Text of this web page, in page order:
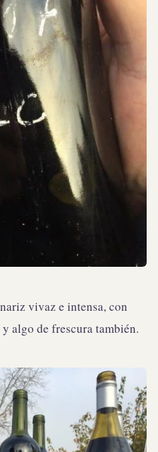
vivaz e intensa, con
algo de frescura también.